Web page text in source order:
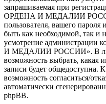
запрашиваемая при
ОРДЕНА И МЕДАЛИИ
пользователя, вашего пароля
быть как необходимой, так и
усмотрение администрации
И МЕДАЛИИ РОССИИ». В
возможность выбрать, какая
записи будет общедоступна.
возможность согласиться/
автоматически
phpBB.